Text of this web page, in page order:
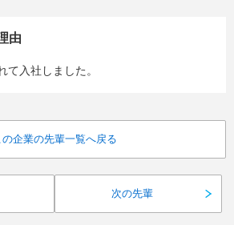
由
て入社しました。
の企業の先輩一覧へ戻る
次の先輩